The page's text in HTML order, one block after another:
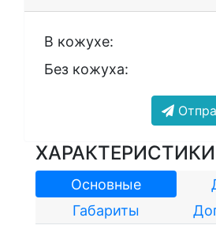
В кожухе:
Без кожуха:
ХАРАКТЕРИСТИКИ
Основные
Габариты